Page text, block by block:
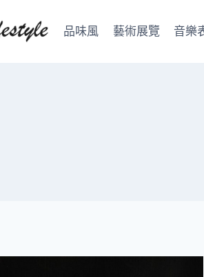
品味風 藝術展覽 音樂